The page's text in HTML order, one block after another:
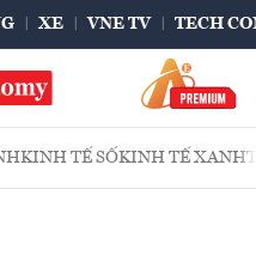
XE VNE TV TECH
KINH TẾ SỐKINH TẾ XANH